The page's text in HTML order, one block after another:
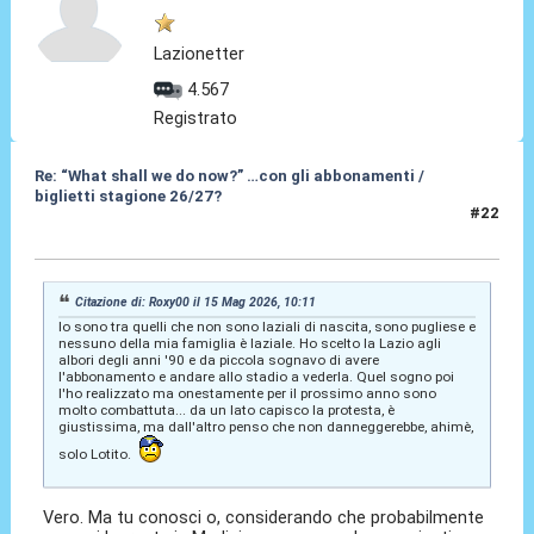
Lazionetter
4.567
Registrato
Re: “What shall we do now?” …con gli abbonamenti /
biglietti stagione 26/27?
#22
Citazione di: Roxy00 il 15 Mag 2026, 10:11
Io sono tra quelli che non sono laziali di nascita, sono pugliese e
nessuno della mia famiglia è laziale. Ho scelto la Lazio agli
albori degli anni '90 e da piccola sognavo di avere
l'abbonamento e andare allo stadio a vederla. Quel sogno poi
l'ho realizzato ma onestamente per il prossimo anno sono
molto combattuta... da un lato capisco la protesta, è
giustissima, ma dall'altro penso che non danneggerebbe, ahimè,
solo Lotito.
Vero. Ma tu conosci o, considerando che probabilmente